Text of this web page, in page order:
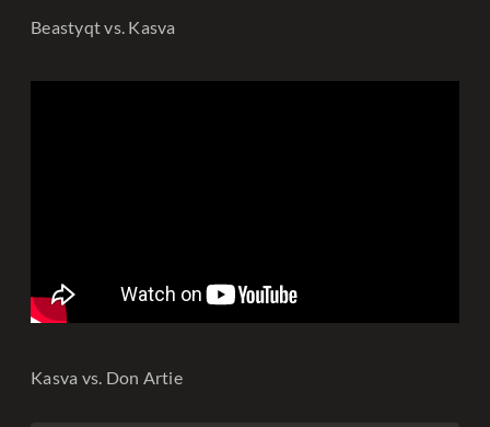
Beastyqt vs. Kasva
Kasva vs. Don Artie